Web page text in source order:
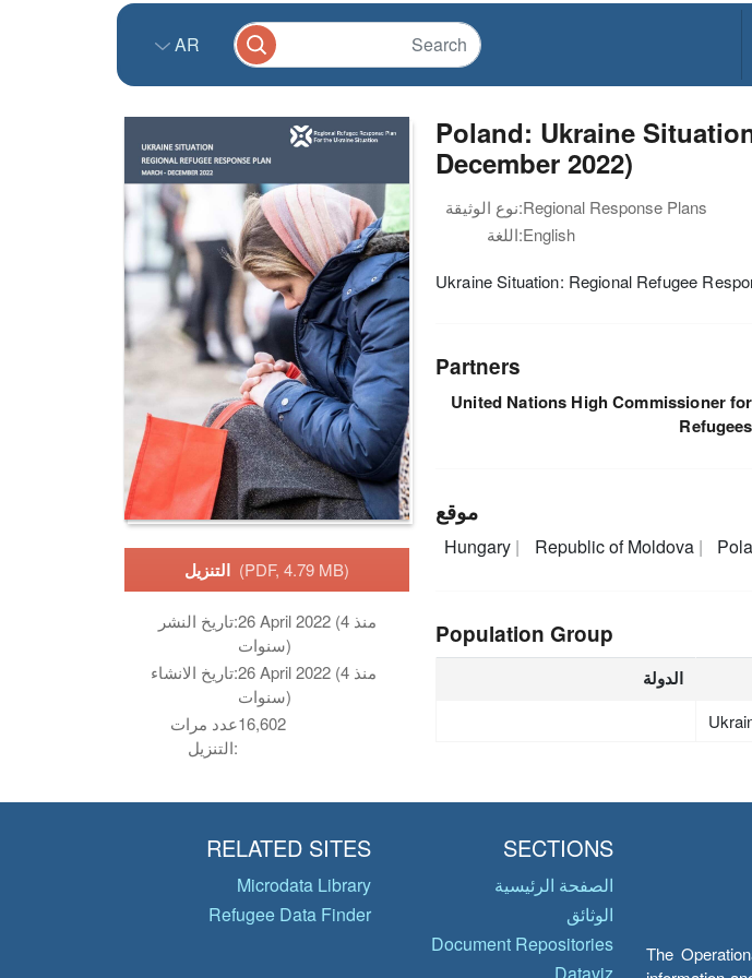
AR
(PDF, 4.79 MB)
تاريخ النشر:26 April 2022 (منذ 4
سنوات)
تاريخ الانشاء:26 April 2022 (منذ 4
سنوات)
عدد مرات
التنزيل:
16,602
Poland: Ukraine
December 2022)
نوع الوثيقة:Regional Response Plans
اللغة:English
Ukraine Situation: Regional Refugee
Partners
United Nations High Commissioner for
Refugees
موقع
Hungary Republic of Moldova
Population Group
الدولة
The
SECTIONS
الصفحة الرئيسية
الوثائق
Document Repositories
RELATED SITES
Microdata Library
Refugee Data Finder